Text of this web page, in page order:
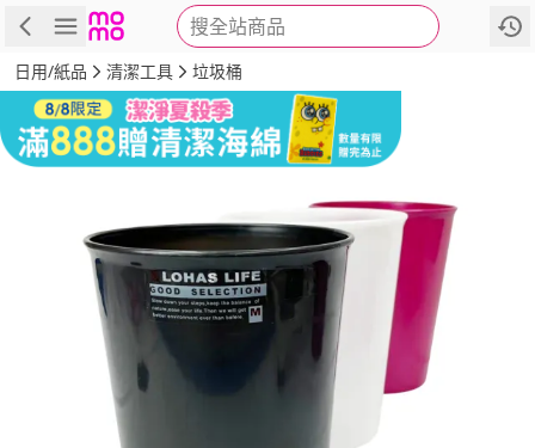
搜全站商品
商品 評價 詳情
日用/紙品 清潔工具 垃圾桶